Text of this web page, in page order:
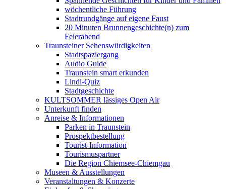
wöchentliche Führung
Stadtrundgänge auf eigene Faust
20 Minuten Brunnengeschichte(n) zum
Feierabend
Traunsteiner Sehenswürdigkeiten
Stadtspaziergang
Audio Guide
Traunstein smart erkunden
Lindl-Quiz
Stadtgeschichte
KULTSOMMER lässiges Open Air
Unterkunft finden
Anreise & Informationen
Parken in Traunstein
Prospektbestellung
Tourist-Information
Tourismuspartner
Die Region Chiemsee-Chiemgau
Museen & Ausstellungen
Veranstaltungen & Konzerte